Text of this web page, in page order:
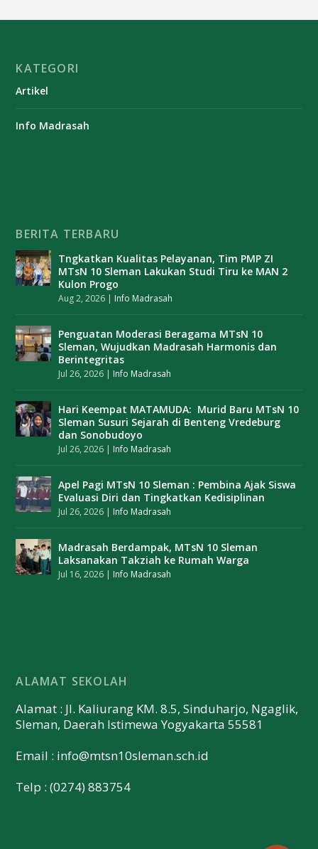
KATEGORI
Artikel
Info Madrasah
BERITA TERBARU
Tngkatkan Kualitas Pelayanan, Tim PMP ZI
MTsN 10 Sleman Lakukan Studi Tiru ke MAN 2
Kulon Progo
Aug 2, 2026 | Info Madrasah
Penguatan Moderasi Beragama MTsN 10
Sleman, Wujudkan Madrasah Harmonis dan
Berintegritas
Jul 26, 2026 | Info Madrasah
Hari Keempat MATAMUDA: Murid Baru MTsN 10
Sleman Susuri Sejarah di Benteng Vredeburg
dan Sonobudoyo
Jul 26, 2026 | Info Madrasah
Apel Pagi MTsN 10 Sleman : Pembina Ajak Siswa
Evaluasi Diri dan Tingkatkan Kedisiplinan
Jul 26, 2026 | Info Madrasah
Madrasah Berdampak, MTsN 10 Sleman
Laksanakan Takziah ke Rumah Warga
Jul 16, 2026 | Info Madrasah
ALAMAT SEKOLAH
Alamat : Jl. Kaliurang KM. 8.5, Sinduharjo, Ngaglik,
Sleman, Daerah Istimewa Yogyakarta 55581
Email : info@mtsn10sleman.sch.id
Telp : (0274) 883754